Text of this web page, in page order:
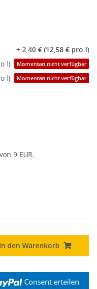
+ 2,40 € (12,58 € pro l)
l) Momentan nicht verfügbar
l) Momentan nicht verfügbar
9 EUR.
In den Warenkorb
Consent erteilen